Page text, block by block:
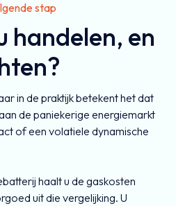
stap
handelen, en
in de praktijk betekent het dat
de paniekerige energiemarkt
of een volatiele dynamische
haalt u de gaskosten
uit die vergelijking. U